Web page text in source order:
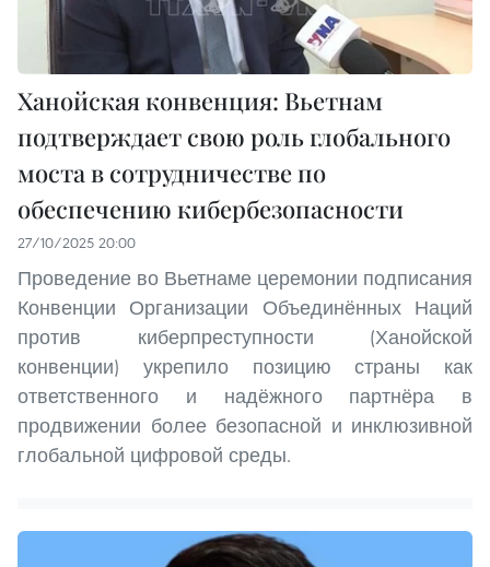
Ханойская конвенция: Вьетнам
подтверждает свою роль глобального
моста в сотрудничестве по
обеспечению кибербезопасности
27/10/2025 20:00
Проведение во Вьетнаме церемонии подписания
Конвенции Организации Объединённых Наций
против киберпреступности (Ханойской
конвенции) укрепило позицию страны как
ответственного и надёжного партнёра в
продвижении более безопасной и инклюзивной
глобальной цифровой среды.